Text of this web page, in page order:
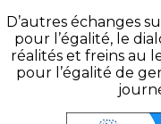
D’autres échanges
pour l’égalité, le
réalités et freins au
pour l’égalité de